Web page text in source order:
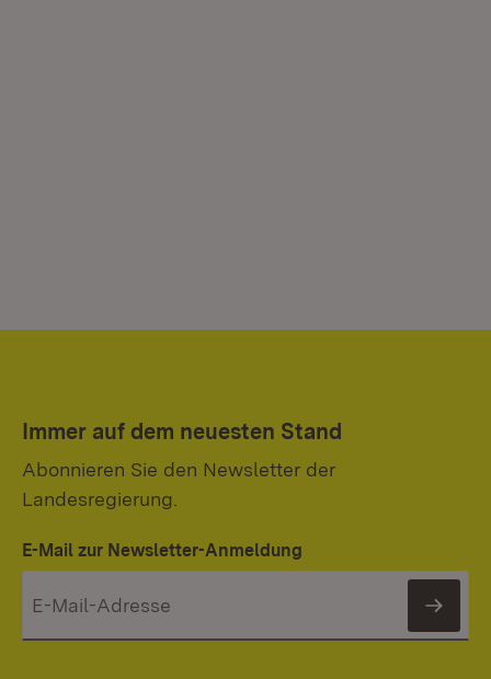
Immer auf dem neuesten Stand
Abonnieren Sie den Newsletter der
Landesregierung.
E-Mail zur Newsletter-Anmeldung